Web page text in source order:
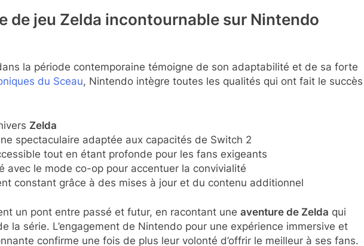
de jeu Zelda incontournable sur Nintendo
la période contemporaine témoigne de son adaptabilité et de sa forte
du Sceau, Nintendo intègre toutes les qualités qui ont fait le succès
Zelda
spectaculaire adaptée aux capacités de Switch 2
tout en étant profonde pour les fans exigeants
avec le mode co-op pour accentuer la convivialité
constant grâce à des mises à jour et du contenu additionnel
un pont entre passé et futur, en racontant une aventure de Zelda qui
la série. L’engagement de Nintendo pour une expérience immersive et
confirme une fois de plus leur volonté d’offrir le meilleur à ses fans.